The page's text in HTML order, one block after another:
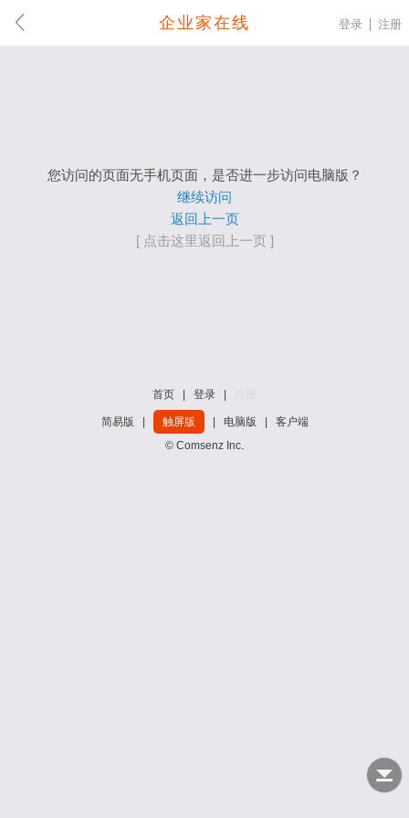
企业家在线 登录 注册
您访问的页面无手机页面，是否进一步访问电脑版？
继续访问
返回上一页
[ 点击这里返回上一页 ]
首页 登录
简易版 触屏版 电脑版
客户端
© Comsenz Inc.